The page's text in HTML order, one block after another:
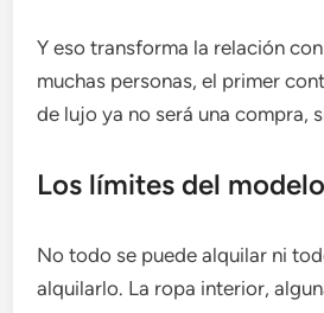
Y eso transforma la relación
muchas personas, el primer
de lujo ya no será una compra,
Los límites del modelo
No todo se puede alquilar ni
alquilarlo. La ropa interior,